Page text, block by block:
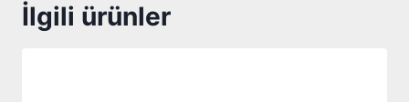
İlgili ürünler